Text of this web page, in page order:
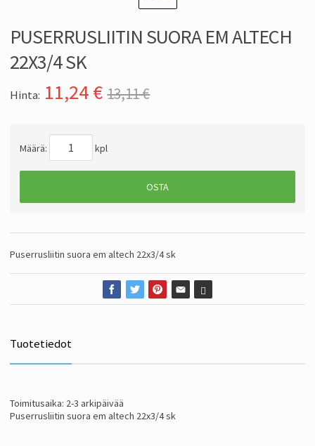
PUSERRUSLIITIN SUORA EM ALTECH
22X3/4 SK
Hinta: 11,24€ 13,11 €
Määrä: kpl
OSTA
Puserrusliitin suora em altech 22x3/4 sk
Tuotetiedot
Toimitusaika: 2-3 arkipäivää
Puserrusliitin suora em altech 22x3/4 sk